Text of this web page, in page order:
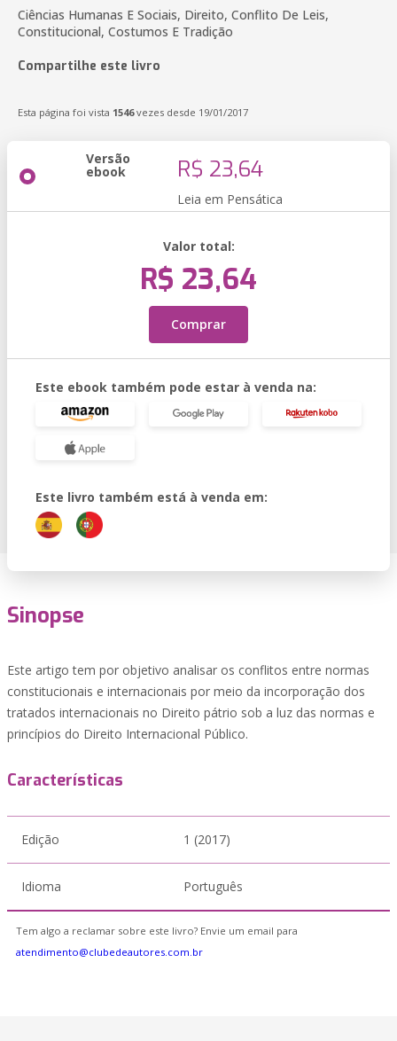
Ciências Humanas E Sociais, Direito, Conflito De Leis,
Constitucional, Costumos E Tradição
Compartilhe este livro
Esta página foi vista 1546vezes desde 19/01/2017
Versão
ebook R$ 23,64
Leia em Pensática
Valor total:
R$ 23,64
Comprar
Este ebook também pode estar à venda na:
Este livro também está à venda em:
Sinopse
Este artigo tem por objetivo analisar os conflitos entre normas
constitucionais e internacionais por meio da incorporação dos
tratados internacionais no Direito pátrio sob a luz das normas e
princípios do Direito Internacional Público.
Características
Edição 1 (2017)
Idioma Português
Tem algo a reclamar sobre este livro? Envie um email para
atendimento@clubedeautores.com.br